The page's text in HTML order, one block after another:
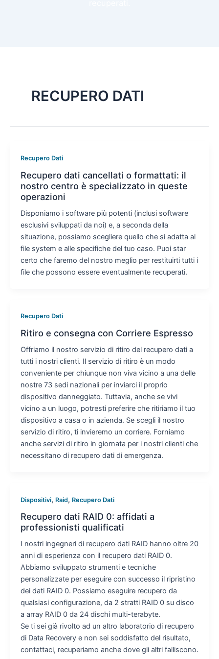
RECUPERO DATI
Recupero Dati
Recupero dati cancellati o formattati: il
nostro centro è specializzato in queste
operazioni
Disponiamo i software più potenti (inclusi software
esclusivi sviluppati da noi) e, a seconda della
situazione, possiamo scegliere quello che si adatta al
file system e alle specifiche del tuo caso. Puoi star
certo che faremo del nostro meglio per restituirti tutti i
file che possono essere eventualmente recuperati.
Recupero Dati
Ritiro e consegna con Corriere Espresso
Offriamo il nostro servizio di ritiro del recupero dati a
tutti i nostri clienti. Il servizio di ritiro è un modo
conveniente per chiunque non viva vicino a una delle
nostre 73 sedi nazionali per inviarci il proprio
dispositivo danneggiato. Tuttavia, anche se vivi
vicino a un luogo, potresti preferire che ritiriamo il tuo
dispositivo a casa o in azienda. Se scegli il nostro
servizio di ritiro, ti invieremo un corriere. Forniamo
anche servizi di ritiro in giornata per i nostri clienti che
necessitano di recupero dati di emergenza.
Dispositivi, Raid, Recupero Dati
Recupero dati RAID 0: affidati a
professionisti qualificati
I nostri ingegneri di recupero dati RAID hanno oltre 20
anni di esperienza con il recupero dati RAID 0.
Abbiamo sviluppato strumenti e tecniche
personalizzate per eseguire con successo il ripristino
dei dati RAID 0. Possiamo eseguire recupero da
qualsiasi configurazione, da 2 stratti RAID 0 su disco
a array RAID 0 da 24 dischi multi-terabyte.
Se ti sei già rivolto ad un altro laboratorio di recupero
di Data Recovery e non sei soddisfatto del risultato,
contattaci, recuperiamo anche dove gli altri falliscono.